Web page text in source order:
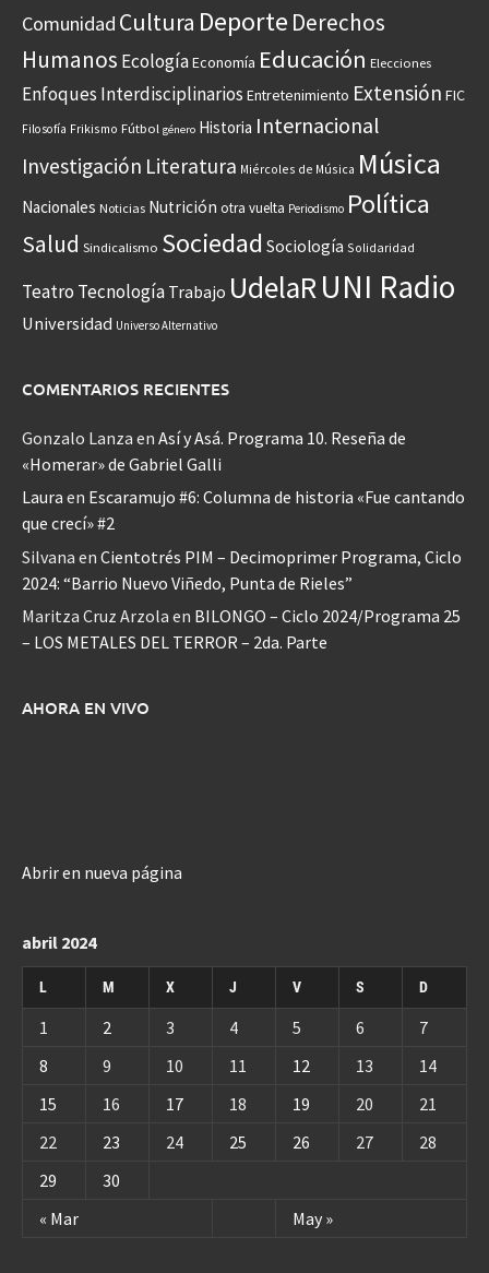
Comunidad Cultura Deporte Derechos
Humanos EcologíaEconomía Educación Elecciones
Enfoques Interdisciplinarios Entretenimiento Extensión FIC
Filosofía Frikismo Fútbol género Historia Internacional
Investigación Literatura Miércoles de Música Música
Nacionales Noticias Nutrición otra vuelta Periodismo Política
Salud Sindicalismo Sociedad Sociología Solidaridad
Teatro Tecnología Trabajo UdelaR UNI Radio
Universidad Universo Alternativo
COMENTARIOS RECIENTES
Gonzalo Lanza en Así y Asá. Programa 10. Reseña de
«Homerar» de Gabriel Galli
Laura en Escaramujo #6: Columna de historia «Fue cantando
que crecí» #2
Silvana en Cientotrés PIM – Decimoprimer Programa, Ciclo
2024: “Barrio Nuevo Viñedo, Punta de Rieles”
Maritza Cruz Arzola en BILONGO – Ciclo 2024/Programa 25
– LOS METALES DEL TERROR – 2da. Parte
AHORA EN VIVO
Abrir en nueva página
abril 2024
L M X J V S D
« Mar May »
1 2 3 4 5 6
7
8
9 10 11 12 13
14
15
16 17 18 19 20
21
22
23 24 25 26 27
28
29
30